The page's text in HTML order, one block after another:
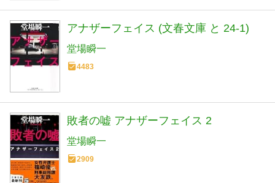
アナザーフェイス (文春文庫 と 24-1)
堂場瞬一
4483
敗者の嘘 アナザーフェイス 2
堂場瞬一
2909